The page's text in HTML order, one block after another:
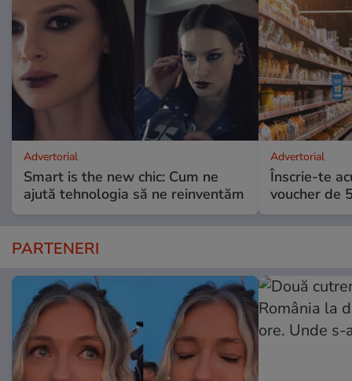
Advertorial
Smart is the new chic: Cum ne
ajută tehnologia să ne reinventăm
Advertorial
Înscrie-te
voucher de
PARTENERI